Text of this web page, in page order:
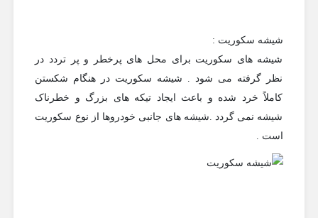
شیشه سکوریت :
شیشه های سکوریت برای محل های پرخطر و پر تردد در
نظر گرفته می شود . شیشه سکوریت در هنگام شکستن
کاملاً خرد شده و باعث ایجاد تیکه های بزرگ و خطرناک
شیشه نمی گردد .شیشه های جانبی خودروها از نوع سکوریت
است .